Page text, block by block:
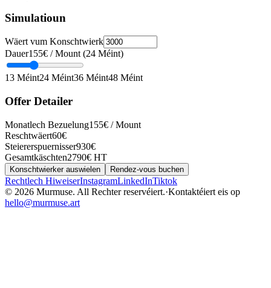
Simulatioun
Wäert vum Konschtwierk
Dauer155€ / Mount (24 Méint)
13 Méint24 Méint36 Méint48 Méint
Offer Detailer
Monatlech Bezuelung155€ / Mount
Reschtwäert60€
Steiererspuernisser930€
Gesamtkäschten2790€ HT
Konschtwierker auswielen Rendez-vous buchen
Rechtlech HiweiserInstagramLinkedInTiktok
© 2026 Murmuse. All Rechter reservéiert.·Kontaktéiert eis op
hello@murmuse.art